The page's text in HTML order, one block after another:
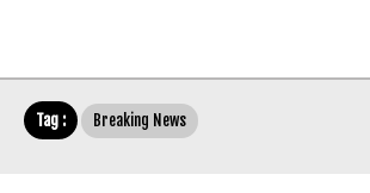
Tag : Breaking News